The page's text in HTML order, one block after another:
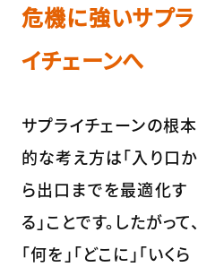
危機に強いサプラ
イチェーンへ
サプライチェーンの根本
的な考え方は「入り口か
ら出口までを最適化す
る」ことです。したがって、
「何を」「どこに」「いくら